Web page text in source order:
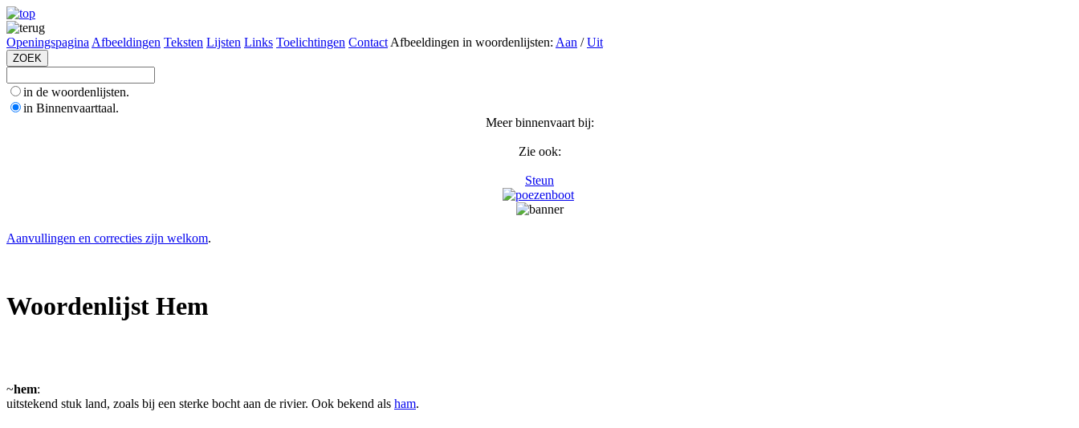
Openingspagina Afbeeldingen Teksten Lijsten Links Toelichtingen Contact Afbeeldingen in woordenlijsten: Aan /Uit
in de woordenlijsten.
in Binnenvaarttaal.
Meer binnenvaart bij:
Zie ook:
Steun
Aanvullingen en correcties zijn welkom.
Woordenlijst Hem
~hem:
uitstekend stuk land, zoals bij een sterke bocht aan de rivier. Ook bekend als ham.